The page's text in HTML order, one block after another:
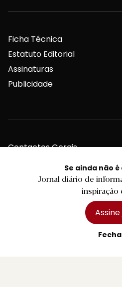
Se ainda não
Jornal diário de
inspiração
Assine
Ficha Técnica
Estatuto Editorial
Assinaturas
Publicidade
Contactos Gerais
Departamento Comercial